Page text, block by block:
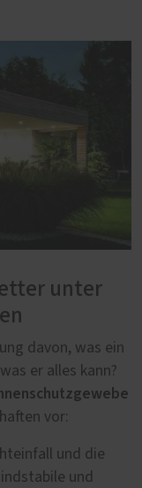
unter
davon, was ein
er alles kann?
vor:
und die
und